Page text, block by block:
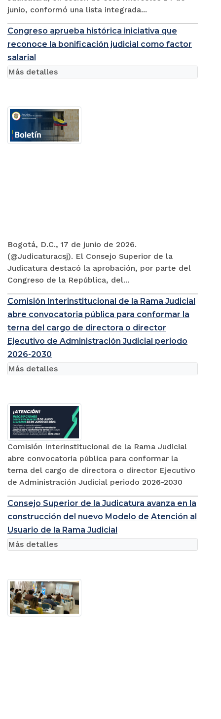
junio, conformó una lista integrada...
Congreso aprueba histórica iniciativa que
reconoce la bonificación judicial como factor
salarial
Bogotá, D.C., 17 de junio de 2026.
(@Judicaturacsj). El Consejo Superior de la
Judicatura destacó la aprobación, por parte del
Congreso de la República, del...
Más detalles
Comisión Interinstitucional de la Rama Judicial
abre convocatoria pública para conformar la
terna del cargo de directora o director
Ejecutivo de Administración Judicial periodo
2026-2030
Comisión Interinstitucional de la Rama Judicial
abre convocatoria pública para conformar la
terna del cargo de directora o director Ejecutivo
de Administración Judicial periodo 2026-2030
Más detalles
Consejo Superior de la Judicatura avanza en la
construcción del nuevo Modelo de Atención al
Usuario de la Rama Judicial
Más detalles